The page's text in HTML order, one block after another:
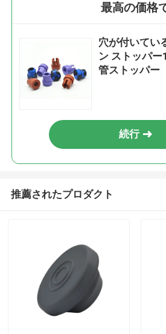
最高の価格
穴が付いてい
ン ストッパ
管ストッパー
続行
推薦されたプロダクト